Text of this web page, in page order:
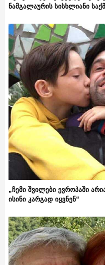
ნამგალაურის სისხლიანი
„ჩემი შვილები ევროპაში
ისინი კარგად იყვნენ“